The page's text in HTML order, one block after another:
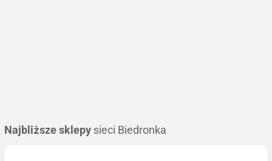
Najbliższe sklepy sieci Biedronka